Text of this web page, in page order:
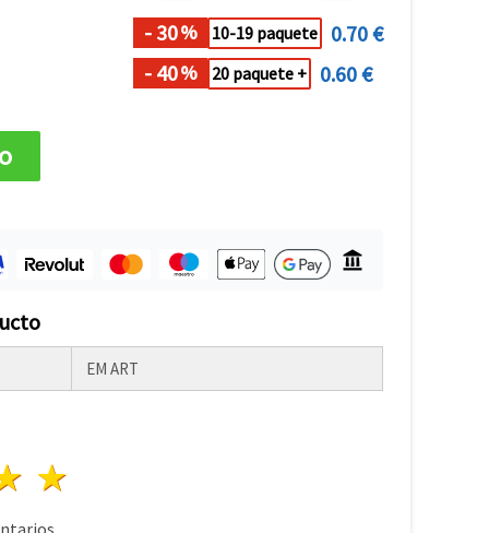
- 30% 10-19 paquete
0.70 €
- 40% 20 paquete + 0.60 €
EM ART
4 estrellas
estrellas